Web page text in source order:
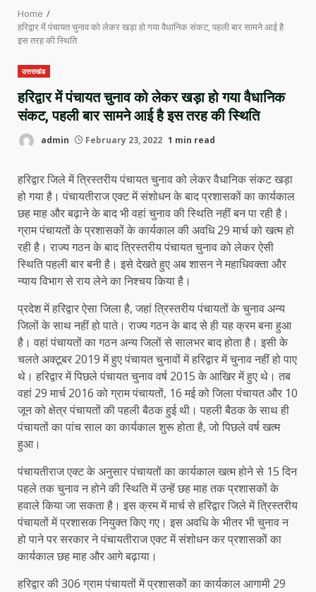
Home
हरिद्वार में पंचायत चुनाव को लेकर खड़ा हो गया वैधानिक संकट, पहली बार सामने आई है
इस तरह की स्थिति
उत्तराखंड
हरिद्वार में पंचायत चुनाव को लेकर खड़ा हो गया वैधानिक
संकट, पहली बार सामने आई है इस तरह की स्थिति
admin February 23, 2022 1 min read
हरिद्वार जिले में त्रिस्तरीय पंचायत चुनाव को लेकर वैधानिक संकट खड़ा
हो गया है। पंचायतीराज एक्ट में संशोधन के बाद प्रशासकों का कार्यकाल
छह माह और बढ़ाने के बाद भी वहां चुनाव की स्थिति नहीं बन पा रही है।
ग्राम पंचायतों के प्रशासकों के कार्यकाल की अवधि 29 मार्च को खत्म हो
रही है। राज्य गठन के बाद त्रिस्तरीय पंचायत चुनाव को लेकर ऐसी
स्थिति पहली बार बनी है। इसे देखते हुए अब शासन ने महाधिवक्ता और
न्याय विभाग से राय लेने का निश्चय किया है।
प्रदेश में हरिद्वार ऐसा जिला है, जहां त्रिस्तरीय पंचायतों के चुनाव अन्य
जिलों के साथ नहीं हो पाते। राज्य गठन के बाद से ही यह क्रम बना हुआ
है। वहां पंचायतों का गठन अन्य जिलों से सालभर बाद होता है। इसी के
चलते अक्टूबर 2019 में हुए पंचायत चुनावों में हरिद्वार में चुनाव नहीं हो पाए
थे। हरिद्वार में पिछले पंचायत चुनाव वर्ष 2015 के आखिर में हुए थे। तब
वहां 29 मार्च 2016 को ग्राम पंचायतों, 16 मई को जिला पंचायत और 10
जून को क्षेत्र पंचायतों की पहली बैठक हुई थी। पहली बैठक के साथ ही
पंचायतों का पांच साल का कार्यकाल शुरू होता है, जो पिछले वर्ष खत्म
हुआ।
पंचायतीराज एक्ट के अनुसार पंचायतों का कार्यकाल खत्म होने से 15 दिन
पहले तक चुनाव न होने की स्थिति में उन्हें छह माह तक प्रशासकों के
हवाले किया जा सकता है। इस क्रम में मार्च से हरिद्वार जिले में त्रिस्तरीय
पंचायतों में प्रशासक नियुक्त किए गए। इस अवधि के भीतर भी चुनाव न
हो पाने पर सरकार ने पंचायतीराज एक्ट में संशोधन कर प्रशासकों का
कार्यकाल छह माह और आगे बढ़ाया।
हरिद्वार की 306 ग्राम पंचायतों में प्रशासकों का कार्यकाल आगामी 29